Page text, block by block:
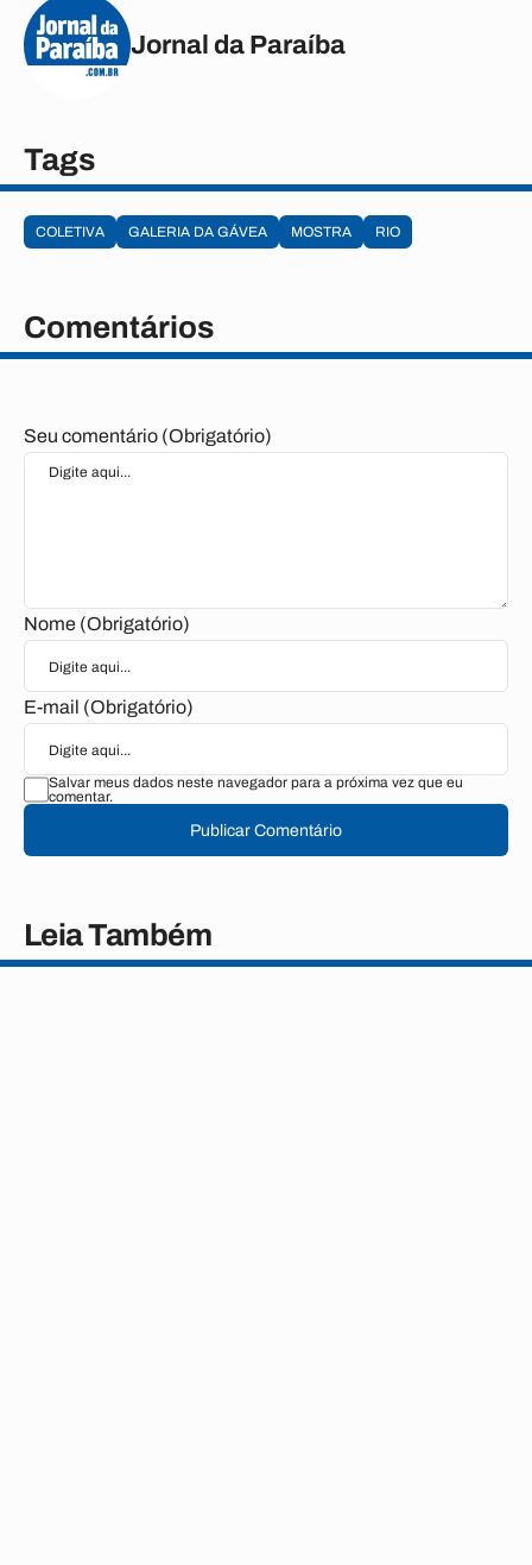
Jornal da Paraíba
Tags
COLETIVA GALERIA DA GÁVEA MOSTRA RIO
Comentários
Seu comentário (Obrigatório)
Nome (Obrigatório)
E-mail (Obrigatório)
Salvar meus dados neste navegador para a próxima vez que eu
comentar.
Publicar Comentário
Leia Também